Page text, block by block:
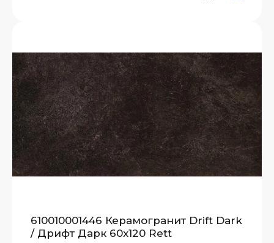
610010001446 Керамогранит Drift Dark
/ Дрифт Дарк 60x120 Rett